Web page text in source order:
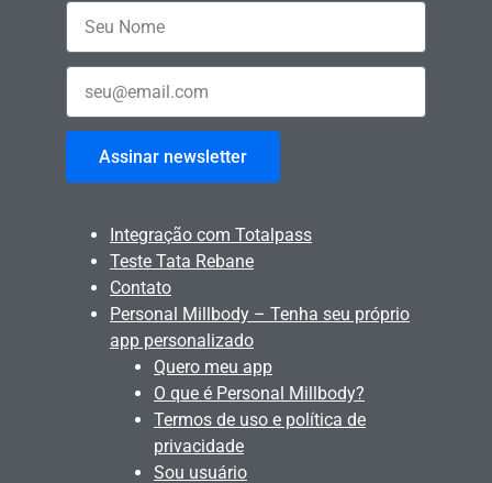
Assinar newsletter
Integração com Totalpass
Teste Tata Rebane
Contato
Personal Millbody – Tenha seu próprio
app personalizado
Quero meu app
O que é Personal Millbody?
Termos de uso e política de
privacidade
Sou usuário